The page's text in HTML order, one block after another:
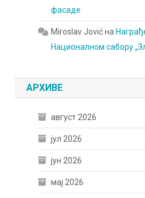
фасаде
Miroslav Jovićна
Националном сабору
АРХИВЕ
август 2026
јул 2026
јун 2026
мај 2026